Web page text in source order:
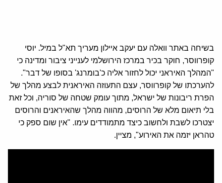
בשיחה באתר וואלה עם יעקב איילון מעריך תא"ל במיל. יוסי
קופרווסר, חוקר בכיר במרכז הירושלמי לענייני ציבור ומדינה כי
"המהלך האיראני יכול לחזור אליה כ'בומרנג' בסופו של דבר".
להערכתו של קופרווסר, עצם התעוזה האיראנית לבצע מהלך של
הפרת ריבונות של ישראל, מתוך עומק שטחה של סוריה, וכל זאת
בלי תיאום מלא של הרוסים, מהווה מהלך שהאיראנים והרוסים
יצטרכו לשבת ולחשוב כיצד מתמודדים עימו. "אין שום ספק כי
טהראן יזמה את האירוע", מציין.